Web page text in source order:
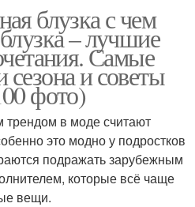
блузка с чем
– лучшие
Самые
и советы
фото)
в моде считают
это модно у подростков
подражать зарубежным
которые всё чаще
вещи.